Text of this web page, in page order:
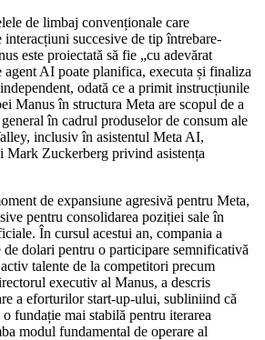
de limbaj convenționale care
interacțiuni succesive de tip întrebare-
este proiectată să fie „cu adevărat
agent AI poate planifica, executa și finaliza
odată ce a primit instrucțiunile
Manus în structura Meta are scopul de a
în cadrul produselor de consum ale
inclusiv în asistentul Meta AI,
Mark Zuckerberg privind asistența
de expansiune agresivă pentru Meta,
pentru consolidarea poziției sale în
În cursul acestui an, compania a
dolari pentru o participare semnificativă
talente de la competitori precum
executiv al Manus, a descris
a eforturilor start-up-ului, subliniind că
fundație mai stabilă pentru iterarea
modul fundamental de operare al